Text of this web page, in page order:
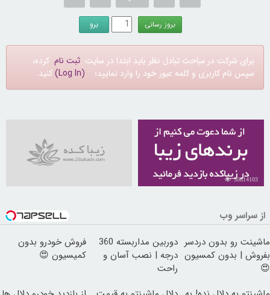
برای شرکت در مباحث تبادل نظر باید ابتدا در سایت ثبت نام کرده،
سپس نام کاربری و کلمه عبور خود را وارد نمایید؛ (Log In) کنید.
30814103
از سراسر وب
ماشینت رو بدون دردسر
بفروش | بدون کمسیون
😍
دوربین مداربسته 360
درجه | نصب آسان و
راحت
فروش خودرو بدون
کمیسیون 😍